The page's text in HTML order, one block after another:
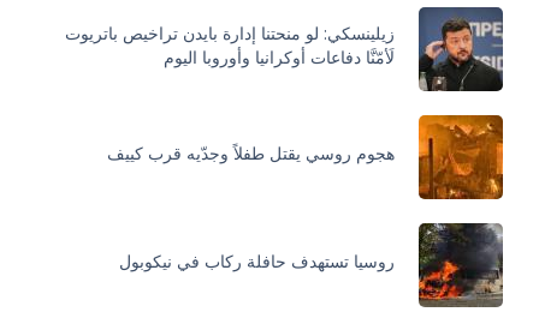
زيلينسكي: لو منحتنا إدارة بايدن تراخيص باتريوت
لَأمّنَّا دفاعات أوكرانيا وأوروبا اليوم
هجوم روسي يقتل طفلاً وجدّيه قرب كييف
روسيا تستهدف حافلة ركاب في نيكوبول